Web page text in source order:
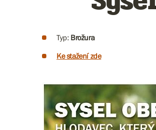
Typ: Brožura
Ke stažení zde